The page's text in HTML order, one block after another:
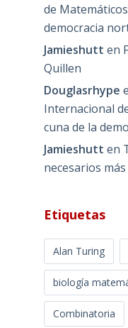
de
democracia
Jamieshutt en
Quillen
Douglasrhype
Internacional
cuna de la
Jamieshutt en
necesarios
Etiquetas
Alan Turing
biología
Combinatoria